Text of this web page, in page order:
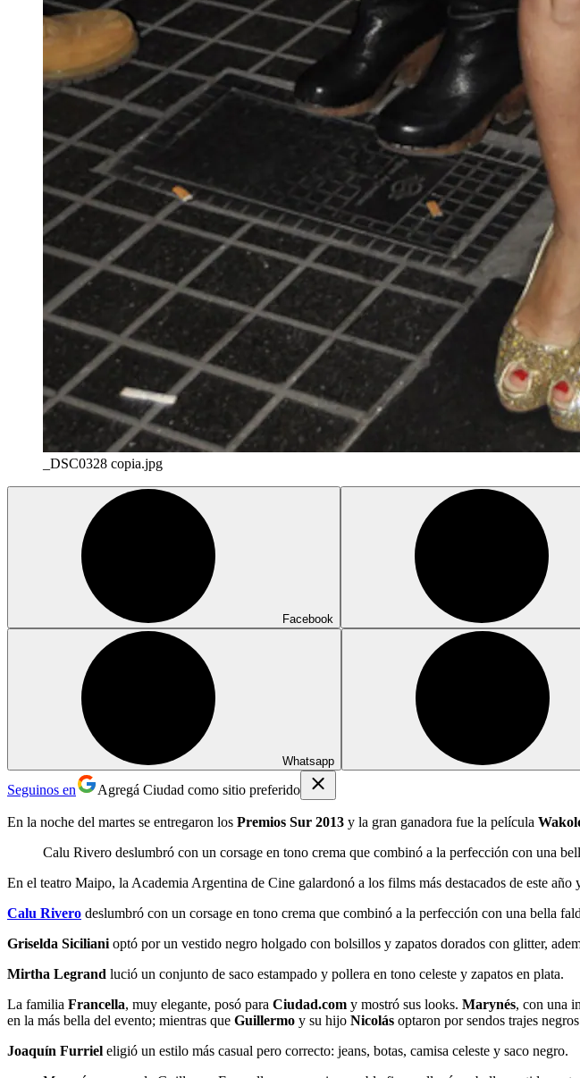
_DSC0328 copia.jpg
Facebook
Whatsapp
Seguinos en Agregá Ciudad como sitio preferido
En la noche del martes se entregaron los Premios Sur 2013 y la gran ganadora fue la película
Calu Rivero deslumbró con un corsage en tono crema que combinó a la perfección con una
En el teatro Maipo, la Academia Argentina de Cine galardonó a los films más destacados de este
Calu Rivero deslumbró con un corsage en tono crema que combinó a la perfección con una bella
Griselda Siciliani optó por un vestido negro holgado con bolsillos y zapatos dorados con glitter,
Mirtha Legrand lució un conjunto de saco estampado y pollera en tono celeste y zapatos en plata.
La familia Francella, muy elegante, posó para Ciudad.com y mostró sus looks. Marynés, con una
en la más bella del evento; mientras que Guillermo y su hijo Nicolás optaron por sendos trajes
Joaquín Furriel eligió un estilo más casual pero correcto: jeans, botas, camisa celeste y saco negro.